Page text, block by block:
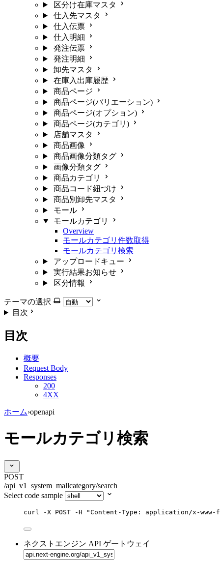
区分け在庫マスタ
仕入先マスタ
仕入伝票
仕入明細
発注伝票
発注明細
卸先マスタ
在庫入出庫履歴
商品ページ
商品ページ(バリエーション)
商品ページ(オプション)
商品ページ(カテゴリ)
店舗マスタ
商品画像
商品画像分類タグ
画像分類タグ
商品カテゴリ
商品コード紐づけ
商品別卸先マスタ
モール
モールカテゴリ
Overview
モールカテゴリ件数取得
モールカテゴリ検索
アップロードキュー
実行結果お知らせ
区分情報
テーマの選択
目次
目次
概要
Request Body
Responses
200
4XX
ホーム›openapi
モールカテゴリ検索
POST
/api_v1_system_mallcategory/search
Select code sample
curl -X POST -H "Content-Type: application/x-www-
ネクストエンジン API ゲートウェイ